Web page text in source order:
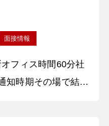
ポートを担う学生ト
技術の両面から部
時コロナウイルス
できない日々が続
な
面接情報
知時期その場で結果